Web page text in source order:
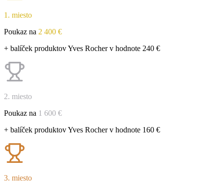
1. miesto
Poukaz na 2 400 €
+ balíček produktov Yves Rocher v hodnote 240 €
2. miesto
Poukaz na 1 600 €
+ balíček produktov Yves Rocher v hodnote 160 €
3. miesto